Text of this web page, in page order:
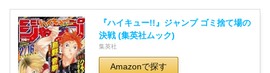
『ハイキュー!!』ジャンプ ゴミ捨て場の
決戦 (集英社ムック)
集英社
Amazonで探す